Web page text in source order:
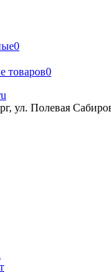
0
товаров0
ул. Полевая